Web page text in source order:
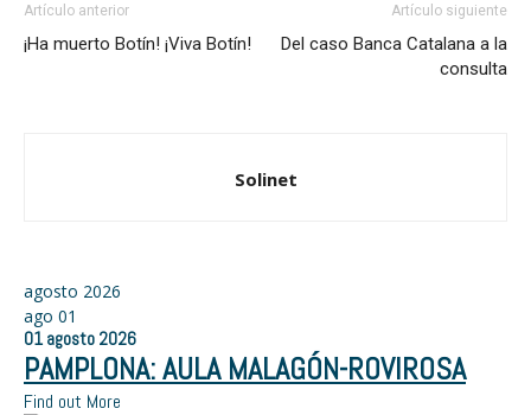
Artículo anterior
¡Ha muerto Botín! ¡Viva Botín!
Artículo siguiente
Del caso Banca Catalana a la
consulta
Solinet
agosto 2026
ago 01
01 agosto 2026
PAMPLONA: AULA MALAGÓN-ROVIROSA
Find out More